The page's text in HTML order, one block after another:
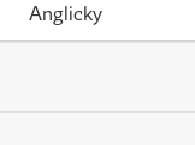
Anglicky